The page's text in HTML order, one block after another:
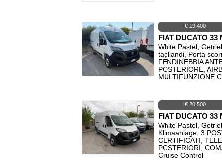
€ 19.400
FIAT DUCATO 33
White Pastel,
tagliandi, Porta
FENDINEBBIA
POSTERIORE,
MULTIFUNZIONE
€ 20.500
FIAT DUCATO 33
White Pastel,
Klimaanlage, 3
CERTIFICATI,
POSTERIORI,
Cruise Control